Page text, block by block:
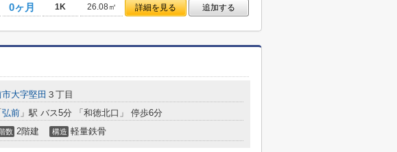
0ヶ月 1K 26.08㎡ 詳細を見る 追加する
市大字堅田 ３丁目
弘前 」駅 バス5分 「和徳北口」 停歩6分
数 2階建 構造 軽量鉄骨